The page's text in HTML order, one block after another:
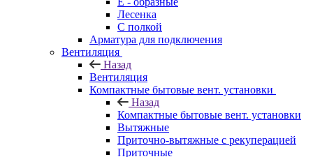
Лесенка
С полкой
Арматура для подключения
Вентиляция
Назад
Вентиляция
Компактные бытовые вент. установки
Назад
Компактные бытовые вент. установки
Вытяжные
Приточно-вытяжные с рекуперацией
Приточные